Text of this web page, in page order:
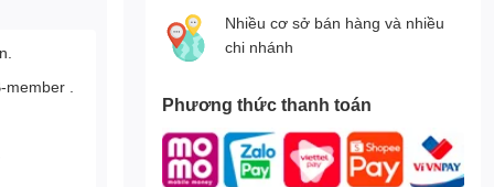
.
Nhiều cơ sở bán hàng và nhiều
chi nhánh
Phương thức thanh toán